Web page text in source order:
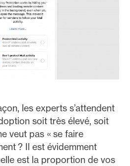
les experts s’attendent
soit très élevé, soit
veut pas « se faire
? Il est évidemment
est la proportion de vos